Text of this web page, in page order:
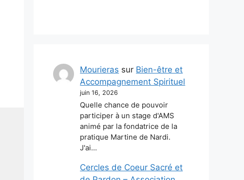
Mourieras sur Bien-être et
Accompagnement Spirituel
juin 16, 2026
Quelle chance de pouvoir
participer à un stage d'AMS
animé par la fondatrice de la
pratique Martine de Nardi.
J'ai…
Cercles de Coeur Sacré et